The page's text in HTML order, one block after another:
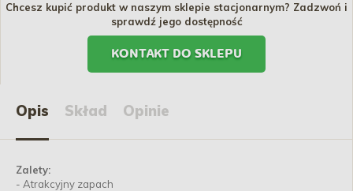
Chcesz kupić produkt w naszym sklepie stacjonarnym? Zadzwoń i
sprawdź jego dostępność
KONTAKT DO SKLEPU
Opis Skład Opinie
Zalety:
- Atrakcyjny zapach